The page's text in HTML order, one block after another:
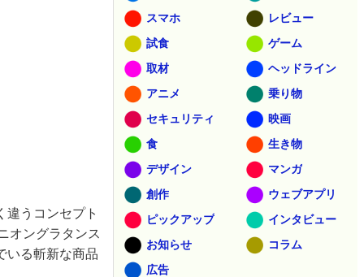
うコンセプト
オングラタンス
いる斬新な商品
スマホ
レビュー
試食
ゲーム
取材
ヘッドライン
アニメ
乗り物
セキュリティ
映画
食
生き物
デザイン
マンガ
創作
ウェブアプリ
ピックアップ
インタビュー
お知らせ
コラム
広告